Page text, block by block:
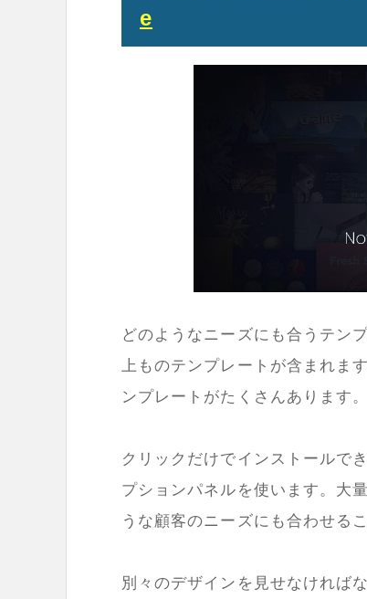
e
どのようなニーズにも合うテン
上ものテンプレートが含まれま
ンプレートがたくさんあります。
クリックだけでインストールで
プションパネルを使います。大
うな顧客のニーズにも合わせる
別々のデザインを見せなければ